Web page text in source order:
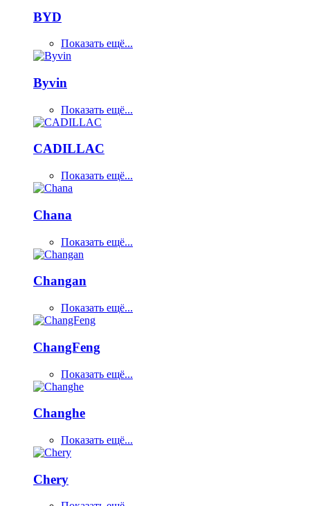
BYD
Показать ещё...
Byvin
Показать ещё...
CADILLAC
Показать ещё...
Chana
Показать ещё...
Changan
Показать ещё...
ChangFeng
Показать ещё...
Changhe
Показать ещё...
Chery